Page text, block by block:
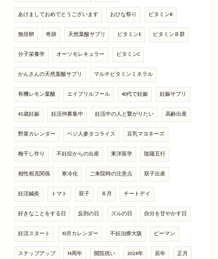
あけましておめでとうございます おひな祭り ビタミンB
無排卵 奇跡 天然葉酸サプリ ビタミンE ビタミンＢ群
分子栄養学 オーソモレキュラー ビタミンC
かんさんの天然葉酸サプリ マルチビタミンミネラル
有機レモン葉酸 エイプリルフール 40代で妊娠 妊娠サプリ
45歳妊娠 妊活仲募集中 妊活中の人と繋がりたい 高齢出産
野菜カレンダー ベジ人参タコライス 豆乳マヨネーズ
梅干し作り 不妊症からの出産 東洋医学 陰陽五行
相性相克関係 寒冷化 ご来院時の注意点 双子出産
妊活鍼灸 トマト 双子 ８月 チートデイ
好きなことをする日 反則の日 ズルの日 自分を甘やかす日
妊活スタート 10月カレンダー 不妊治療大阪 ピーマン
ステップアップ 14周年 開院祝い 2024年 辰年 正月